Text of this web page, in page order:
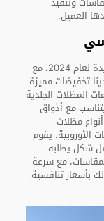
العميل.
pvc بأشكال جديدة لعام 2024، مع
تخفيضات مميزة
المظلات الجلدية
مع أذواق
مظلات
الأوروبية. يقوم
شكل يطلبه
مع سرعة
بأسعار تنافسية